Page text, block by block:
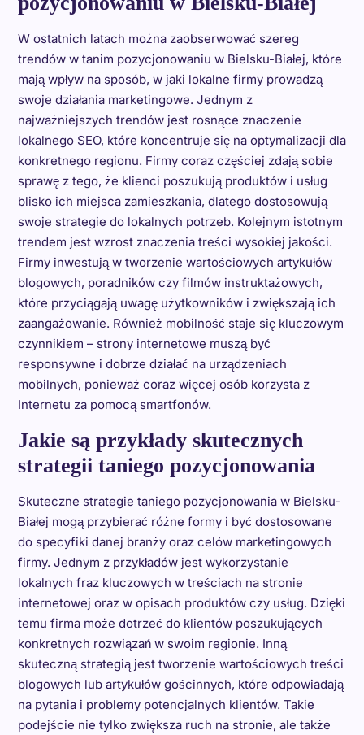
W ostatnich latach można zaobserwować szereg
trendów w tanim pozycjonowaniu w Bielsku-Białej, które
mają wpływ na sposób, w jaki lokalne firmy prowadzą
swoje działania marketingowe. Jednym z
najważniejszych trendów jest rosnące znaczenie
lokalnego SEO, które koncentruje się na optymalizacji dla
konkretnego regionu. Firmy coraz częściej zdają sobie
sprawę z tego, że klienci poszukują produktów i usług
blisko ich miejsca zamieszkania, dlatego dostosowują
swoje strategie do lokalnych potrzeb. Kolejnym istotnym
trendem jest wzrost znaczenia treści wysokiej jakości.
Firmy inwestują w tworzenie wartościowych artykułów
blogowych, poradników czy filmów instruktażowych,
które przyciągają uwagę użytkowników i zwiększają ich
zaangażowanie. Również mobilność staje się kluczowym
czynnikiem – strony internetowe muszą być
responsywne i dobrze działać na urządzeniach
mobilnych, ponieważ coraz więcej osób korzysta z
Internetu za pomocą smartfonów.
Jakie są przykłady skutecznych
strategii taniego pozycjonowania
Skuteczne strategie taniego pozycjonowania w Bielsku-
Białej mogą przybierać różne formy i być dostosowane
do specyfiki danej branży oraz celów marketingowych
firmy. Jednym z przykładów jest wykorzystanie
lokalnych fraz kluczowych w treściach na stronie
internetowej oraz w opisach produktów czy usług. Dzięki
temu firma może dotrzeć do klientów poszukujących
konkretnych rozwiązań w swoim regionie. Inną
skuteczną strategią jest tworzenie wartościowych treści
blogowych lub artykułów gościnnych, które odpowiadają
na pytania i problemy potencjalnych klientów. Takie
podejście nie tylko zwiększa ruch na stronie, ale także